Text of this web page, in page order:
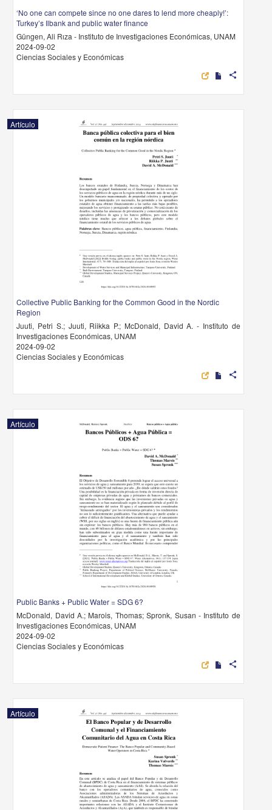
‘No one can compete since no one dares to lend more cheaply!’:
Turkey’s Ilbank and public water finance
Güngen, Ali Rıza - Instituto de Investigaciones Económicas, UNAM
2024-09-02
Ciencias Sociales y Económicas
share
Artículo
Collective Public Banking for the Common Good in the Nordic
Region
Juuti, Petri S.; Juuti, Riikka P.; McDonald, David A. - Instituto de
Investigaciones Económicas, UNAM
2024-09-02
Ciencias Sociales y Económicas
share
Artículo
Public Banks + Public Water = SDG 6?
McDonald, David A.; Marois, Thomas; Spronk, Susan - Instituto de
Investigaciones Económicas, UNAM
2024-09-02
Ciencias Sociales y Económicas
share
Artículo